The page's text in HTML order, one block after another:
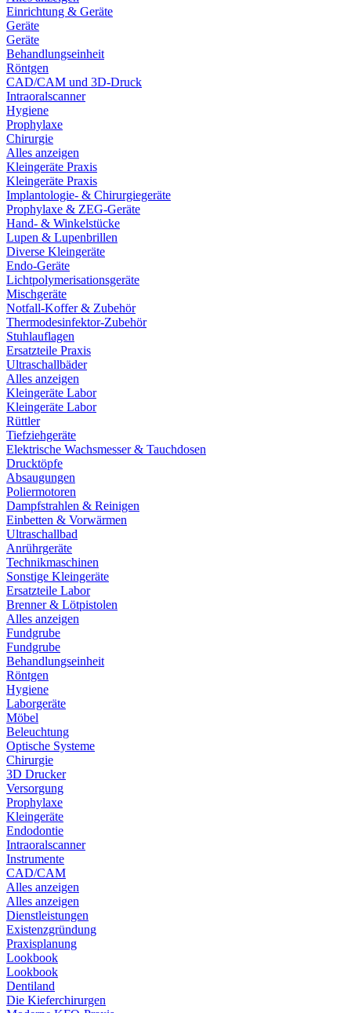
Einrichtung & Geräte
Geräte
Geräte
Behandlungseinheit
Röntgen
CAD/CAM und 3D-Druck
Intraoralscanner
Hygiene
Prophylaxe
Chirurgie
Alles anzeigen
Kleingeräte Praxis
Kleingeräte Praxis
Implantologie- & Chirurgiegeräte
Prophylaxe & ZEG-Geräte
Hand- & Winkelstücke
Lupen & Lupenbrillen
Diverse Kleingeräte
Endo-Geräte
Lichtpolymerisationsgeräte
Mischgeräte
Notfall-Koffer & Zubehör
Thermodesinfektor-Zubehör
Stuhlauflagen
Ersatzteile Praxis
Ultraschallbäder
Alles anzeigen
Kleingeräte Labor
Kleingeräte Labor
Rüttler
Tiefziehgeräte
Elektrische Wachsmesser & Tauchdosen
Drucktöpfe
Absaugungen
Poliermotoren
Dampfstrahlen & Reinigen
Einbetten & Vorwärmen
Ultraschallbad
Anrührgeräte
Technikmaschinen
Sonstige Kleingeräte
Ersatzteile Labor
Brenner & Lötpistolen
Alles anzeigen
Fundgrube
Fundgrube
Behandlungseinheit
Röntgen
Hygiene
Laborgeräte
Möbel
Beleuchtung
Optische Systeme
Chirurgie
3D Drucker
Versorgung
Prophylaxe
Kleingeräte
Endodontie
Intraoralscanner
Instrumente
CAD/CAM
Alles anzeigen
Alles anzeigen
Dienstleistungen
Existenzgründung
Praxisplanung
Lookbook
Lookbook
Dentiland
Die Kieferchirurgen